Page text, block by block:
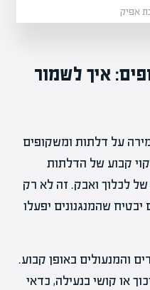
איך לשמור
על דלתות ומשקופים
קבוע של הדלתות
לכלוך ואבק. זה לא רק
שהמנגנונים יפעלו
והמנעולים באופן קבוע.
או קושי בנעילה, כדאי